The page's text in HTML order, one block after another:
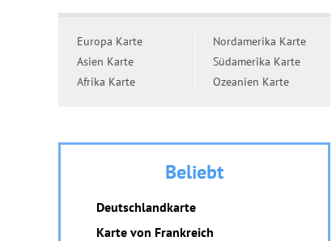
Europa Karte
Asien Karte
Afrika Karte
Nordamerika Karte
Südamerika Karte
Ozeanien Karte
Beliebt
Deutschlandkarte
Karte von Frankreich